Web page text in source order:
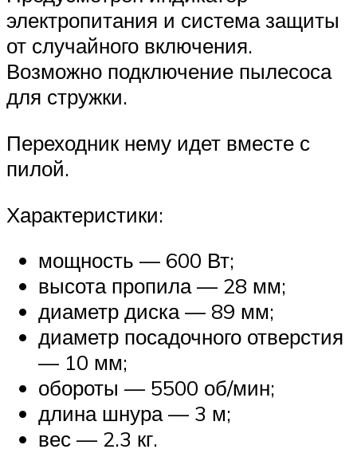
электропитания и система защиты
от случайного включения.
Возможно подключение пылесоса
для стружки.
Переходник нему идет вместе с
пилой.
Характеристики:
мощность — 600 Вт;
высота пропила — 28 мм;
диаметр диска — 89 мм;
диаметр посадочного отверстия
— 10 мм;
обороты — 5500 об/мин;
длина шнура — 3 м;
вес — 2.3 кг.